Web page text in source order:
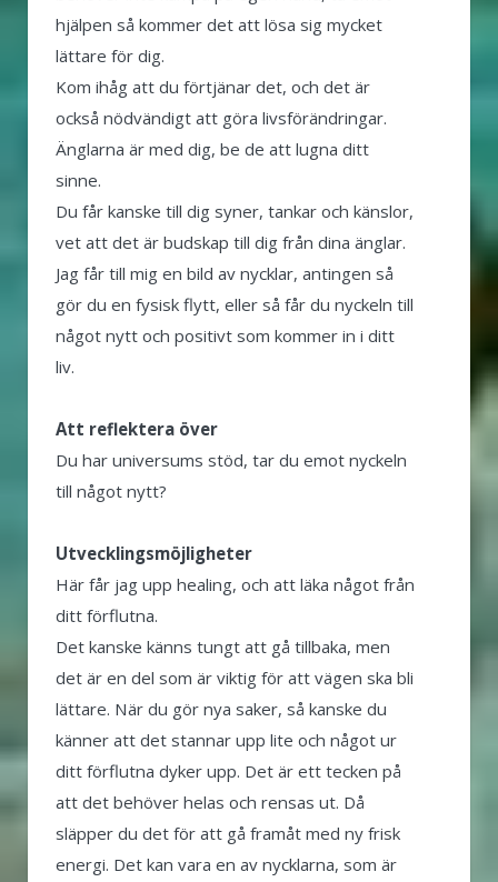
hjälpen så kommer det att lösa sig mycket
lättare för dig.
Kom ihåg att du förtjänar det, och det är
också nödvändigt att göra livsförändringar.
Änglarna är med dig, be de att lugna ditt
sinne.
Du får kanske till dig syner, tankar och känslor,
vet att det är budskap till dig från dina änglar.
Jag får till mig en bild av nycklar, antingen så
gör du en fysisk flytt, eller så får du nyckeln till
något nytt och positivt som kommer in i ditt
liv.
Att reflektera över
Du har universums stöd, tar du emot nyckeln
till något nytt?
Utvecklingsmöjligheter
Här får jag upp healing, och att läka något från
ditt förflutna.
Det kanske känns tungt att gå tillbaka, men
det är en del som är viktig för att vägen ska bli
lättare. När du gör nya saker, så kanske du
känner att det stannar upp lite och något ur
ditt förflutna dyker upp. Det är ett tecken på
att det behöver helas och rensas ut. Då
släpper du det för att gå framåt med ny frisk
energi. Det kan vara en av nycklarna, som är